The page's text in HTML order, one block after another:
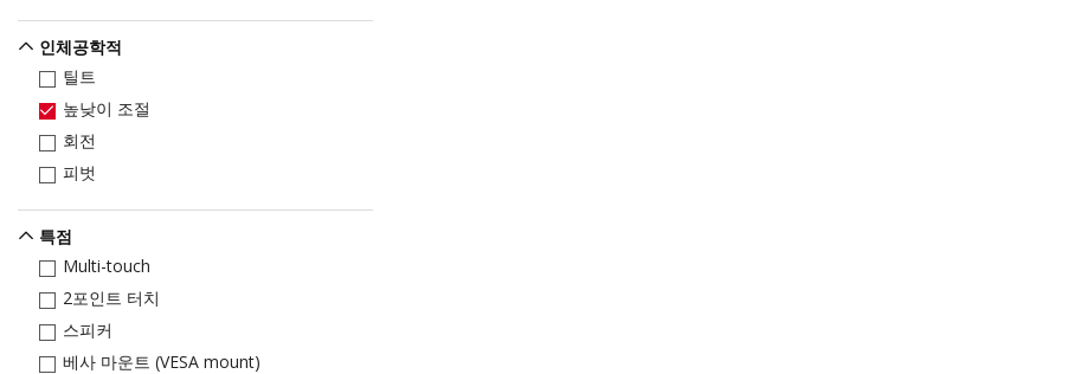
인체공학적
틸트
높낮이 조절
회전
피벗
특점
Multi-touch
2포인트 터치
스피커
베사 마운트 (VESA mount)